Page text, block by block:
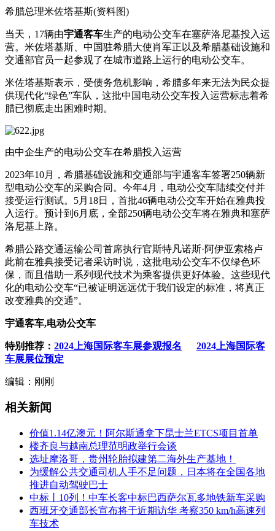
希腊总理米佐塔基斯(资料图)
当天，17辆由宇通客车生产的电动公交车在塞萨洛尼基投入运
营。米佐塔基斯、中国驻希腊大使肖军正以及希腊基础设施和
交通部官员一起参观了在城市道路上运行的电动公交车。
米佐塔基斯表示，受债务危机影响，希腊多年来无法为民众提
供现代化“绿色”车队，这批中国电动公交车投入运营标志着希
腊已彻底走出困难时期。
由中企生产的电动公交车在希腊投入运营
2023年10月，希腊基础设施和交通部与宇通客车签署250辆新
型电动公交车的采购合同。今年4月，电动公交车陆续交付并
接受运行测试。5月18日，首批46辆电动公交车开始在雅典投
入运行。预计到6月底，全部250辆电动公交车将在雅典和塞萨
洛尼基上路。
希腊公路交通运输公司首席执行官斯特凡诺斯·阿伊亚索格卢
此前在雅典接受记者采访时说，这批电动公交车不仅绿色环
保，而且借助一系列现代技术为乘客提供更好体验。这些现代
化的电动公交车“已被证明远远优于我们设定的标准，将真正
改变雅典的交通”。
宇通客车,电动公交车
特别推荐： 2024上海国际客车展参观报名
2024上海国际客
车展展位预定
编辑：刚刚
相关新闻
价值1.14亿澳元！阿尔斯通拿下昆士兰ETCS项目首单
楼齐良与越南总理范明政举行会谈
选址摩洛哥，贵州轮胎拟建第二海外生产基地！
为缓解公共交通司机人手不足问题，日本将在全国各地
推进自动驾驶巴士
中标丨10列！中车长客中标巴西萨尔瓦多地铁新车采购
西班牙交通部长宣布将于近期访华 考察350 km/h高速列
车技术